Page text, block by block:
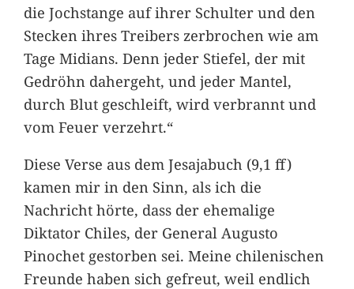
die Jochstange auf ihrer Schulter und den
Stecken ihres Treibers zerbrochen wie am
Tage Midians. Denn jeder Stiefel, der mit
Gedröhn dahergeht, und jeder Mantel,
durch Blut geschleift, wird verbrannt und
vom Feuer verzehrt.“
Diese Verse aus dem Jesajabuch (9,1 ff)
kamen mir in den Sinn, als ich die
Nachricht hörte, dass der ehemalige
Diktator Chiles, der General Augusto
Pinochet gestorben sei. Meine chilenischen
Freunde haben sich gefreut, weil endlich